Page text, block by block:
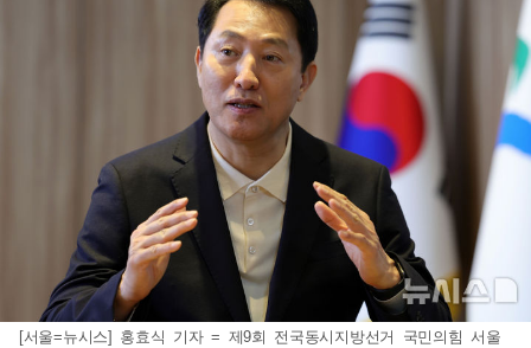
[서울=뉴시스] 홍효식 기자 = 제9회 전국동시지방선거 국민의힘 서울